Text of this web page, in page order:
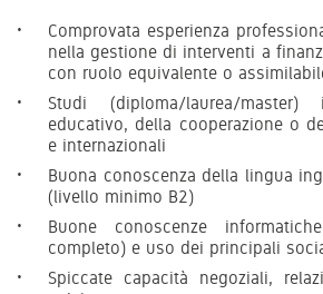
Comprovata esperienza
nella gestione di interventi a
con ruolo equivalente o
Studi (diploma/laurea/
educativo, della cooperazione o
e internazionali
Buona conoscenza della lingua
(livello minimo B2)
Buone conoscenze
completo) e uso dei principali
Spiccate capacità negoziali,